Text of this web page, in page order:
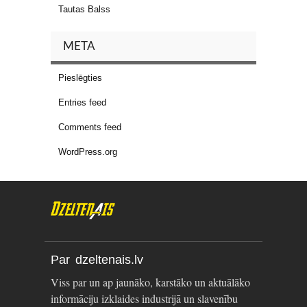
Tautas Balss
META
Pieslēgties
Entries feed
Comments feed
WordPress.org
Par dzeltenais.lv
Viss par un ap jaunāko, karstāko un aktuālāko
informāciju izklaides industrijā un slavenību